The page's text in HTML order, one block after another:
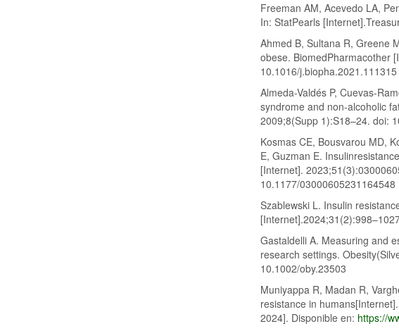
Freeman AM, Acevedo LA,
In: StatPearls
Ahmed B, Sultana R, Greene
obese. BiomedPharmacother
10.1016/j.biopha.2021.111315
Almeda-Valdés P, Cuevas-
syndrome and non-alcoholic
2009;8(Supp 1):S18–24. doi:
Kosmas CE, Bousvarou MD,
E, Guzman E.
[Internet].
10.1177/03000605231164548
Szablewski L. Insulin
Gastaldelli A. Measuring and
research settings.
10.1002/oby.23503
Muniyappa R, Madan R,
resistance in
2024]. Disponible en: https://